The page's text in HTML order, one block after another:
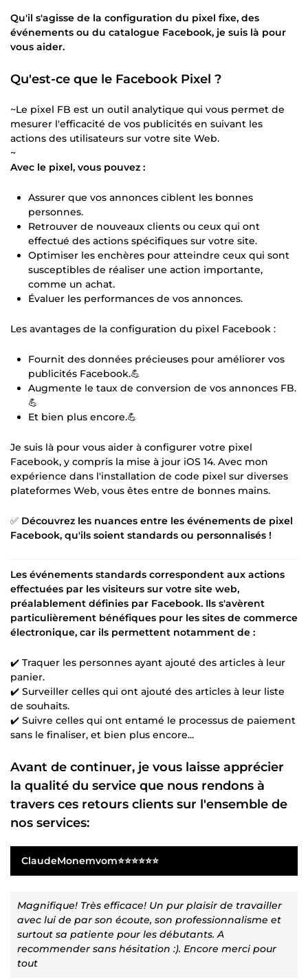
Qu'il s'agisse de la configuration du pixel fixe, des
événements ou du catalogue Facebook, je suis là pour
vous aider.
Qu'est-ce que le Facebook Pixel ?
~Le pixel FB est un outil analytique qui vous permet de
mesurer l'efficacité de vos publicités en suivant les
actions des utilisateurs sur votre site Web.
~
Avec le pixel, vous pouvez :
Assurer que vos annonces ciblent les bonnes
personnes.
Retrouver de nouveaux clients ou ceux qui ont
effectué des actions spécifiques sur votre site.
Optimiser les enchères pour atteindre ceux qui sont
susceptibles de réaliser une action importante,
comme un achat.
Évaluer les performances de vos annonces.
Les avantages de la configuration du pixel Facebook :
Fournit des données précieuses pour améliorer vos
publicités Facebook.💪
Augmente le taux de conversion de vos annonces FB.
💪
Et bien plus encore.💪
Je suis là pour vous aider à configurer votre pixel
Facebook, y compris la mise à jour iOS 14. Avec mon
expérience dans l'installation de code pixel sur diverses
plateformes Web, vous êtes entre de bonnes mains.
✅ Découvrez les nuances entre les événements de pixel
Facebook, qu'ils soient standards ou personnalisés !
Les événements standards correspondent aux actions
effectuées par les visiteurs sur votre site web,
préalablement définies par Facebook. Ils s'avèrent
particulièrement bénéfiques pour les sites de commerce
électronique, car ils permettent notamment de :
✔️ Traquer les personnes ayant ajouté des articles à leur
panier.
✔️ Surveiller celles qui ont ajouté des articles à leur liste
de souhaits.
✔️ Suivre celles qui ont entamé le processus de paiement
sans le finaliser, et bien plus encore...
Avant de continuer, je vous laisse apprécier
la qualité du service que nous rendons à
travers ces retours clients sur l'ensemble de
nos services:
ClaudeMonemvom⭐⭐⭐⭐⭐⭐
Magnifique! Très efficace! Un pur plaisir de travailler
avec lui de par son écoute, son professionnalisme et
surtout sa patiente pour les débutants. A
recommender sans hésitation :). Encore merci pour
tout